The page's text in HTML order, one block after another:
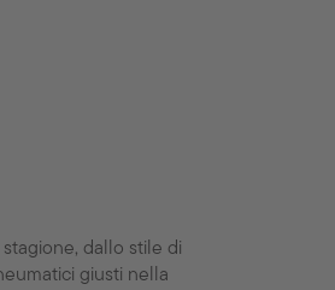
dallo stile di
giusti nella